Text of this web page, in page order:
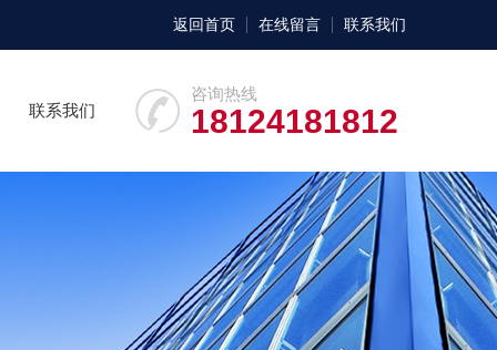
返回首页 在线留言 联系我们
咨询热线
18124181812
联系我们